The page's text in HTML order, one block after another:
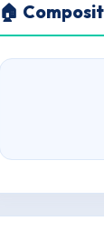
🏠